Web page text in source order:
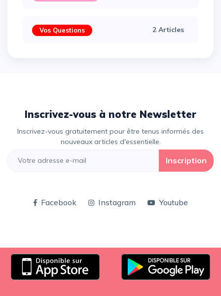
Vos Questions 2 Articles
Inscrivez-vous à notre Newsletter
Inscrivez-vous gratuitement pour être tenus informés des
nouveaux articles d'essentielle.
Inscription
Facebook Instagram Youtube